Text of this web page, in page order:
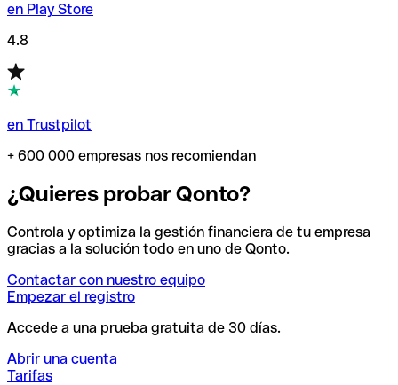
en Play Store
4.8
en Trustpilot
+ 600 000 empresas nos recomiendan
¿Quieres probar Qonto?
Controla y optimiza la gestión financiera de tu empresa
gracias a la solución todo en uno de Qonto.
Contactar con nuestro equipo
Empezar el registro
Accede a una prueba gratuita de 30 días.
Abrir una cuenta
Tarifas